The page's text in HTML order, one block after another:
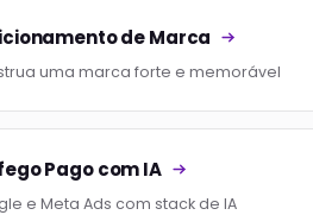
de Marca
uma marca forte e memorável
Pago com IA
e Meta Ads com stack de IA